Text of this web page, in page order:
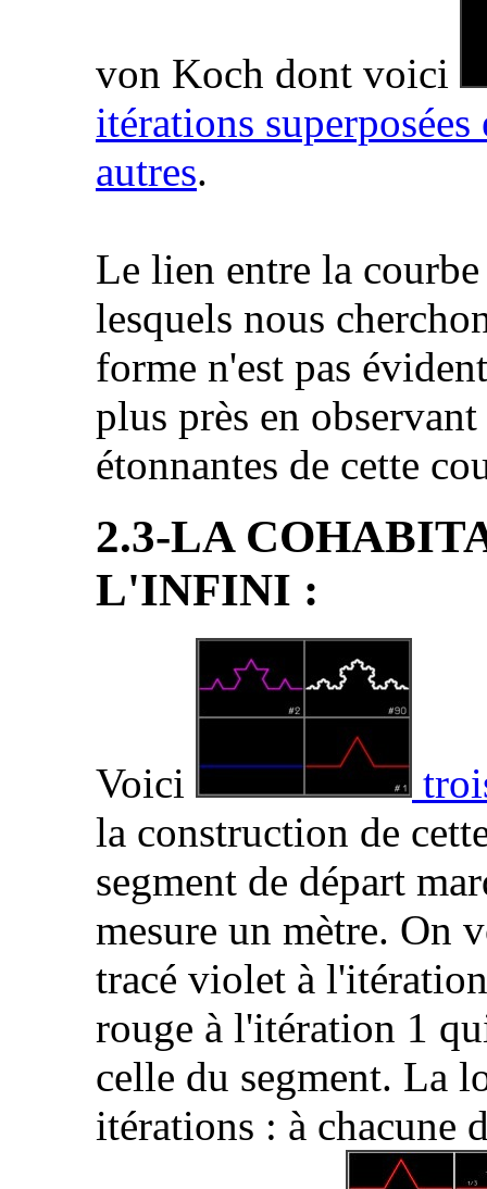
von Koch dont voici
itérations superposées
autres.
Le lien entre la
lesquels nous
forme n'est pas
plus près en
étonnantes de cette
2.3-LA
L'INFINI :
Voici
la construction de
segment de départ
mesure un mètre. On
tracé violet à
rouge à l'itération 1
celle du segment. La
itérations : à chacune